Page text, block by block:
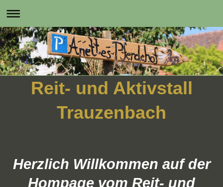
Reit- und Aktivstall
Trauzenbach
Herzlich Willkommen auf der
Hompage vom Reit- und